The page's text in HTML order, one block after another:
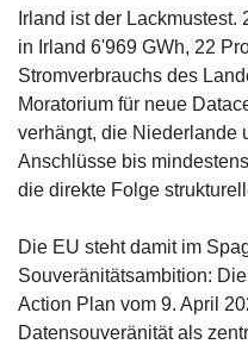
Irland ist der
in Irland 6'969 GWh, 22
Stromverbrauchs des
Moratorium für neue
verhängt, die Niederlande
Anschlüsse bis
die direkte Folge
Die EU steht damit im
Souveränitätsambition:
Action Plan vom 9. April
Datensouveränität als